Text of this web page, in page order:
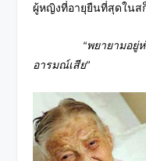
ผู้หญิงที่อายุยืนที่สุดในส
“พยายามอยู่
อารมณ์เสีย”